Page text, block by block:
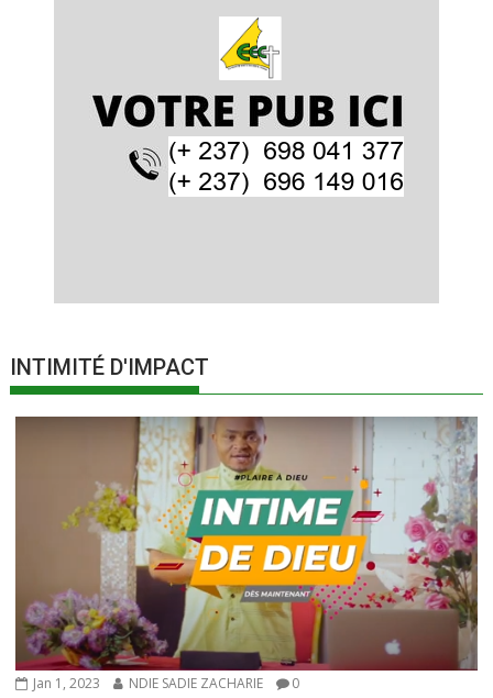
INTIMITÉ D'IMPACT
Jan 1, 2023 NDIE SADIE ZACHARIE 0